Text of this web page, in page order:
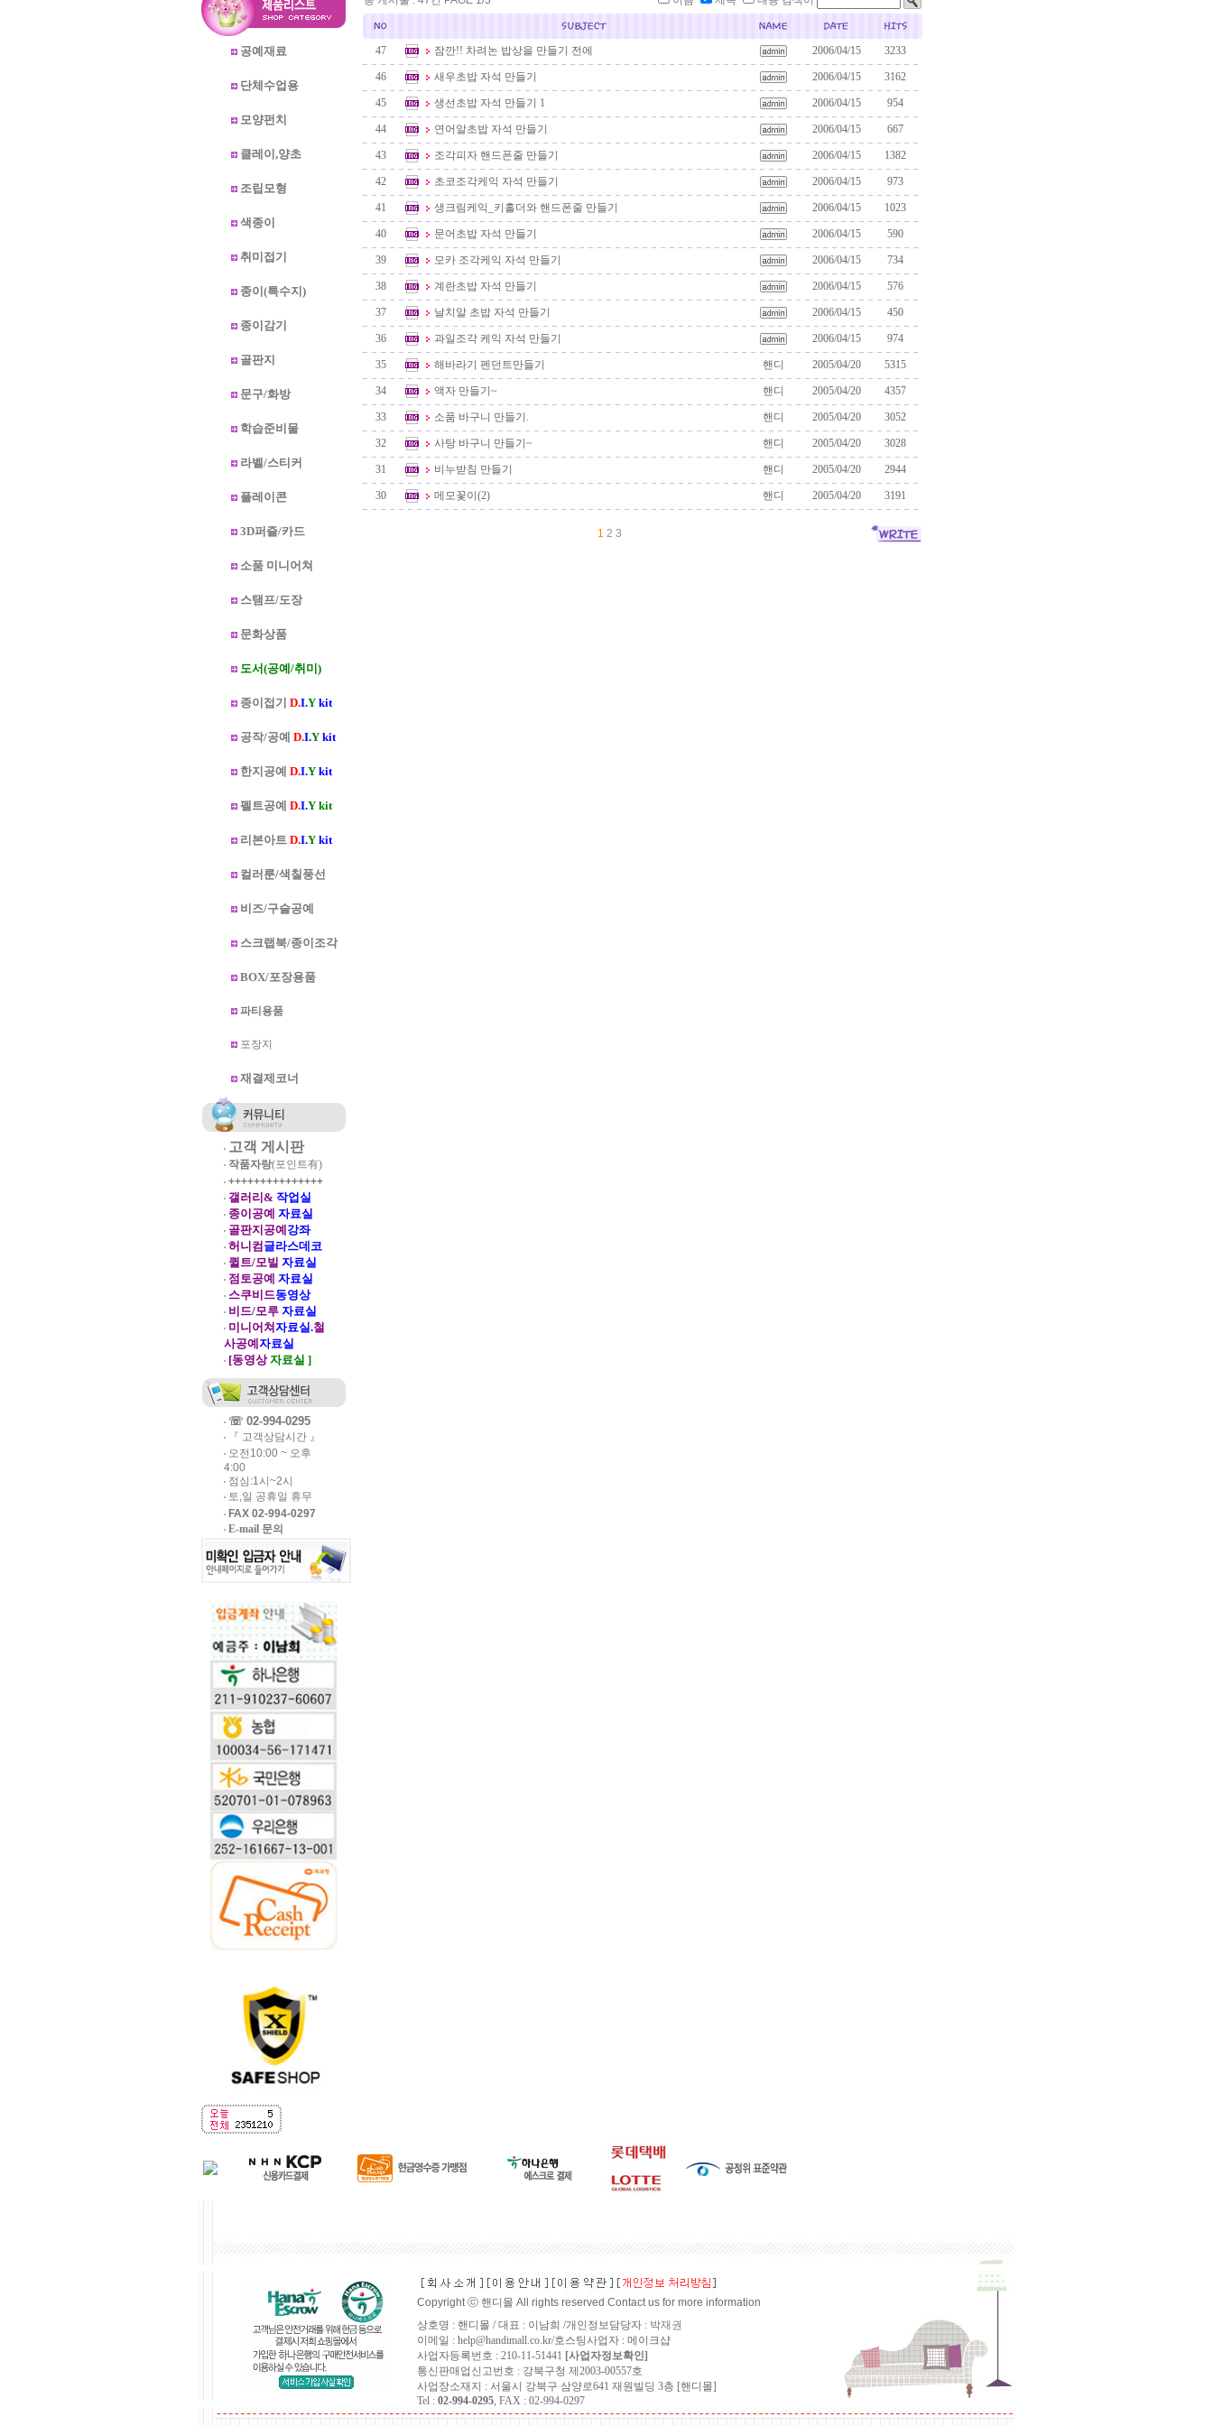
공예재료
단체수업용
모양펀치
클레이,양초
조립모형
색종이
취미접기
종이(특수지)
종이감기
골판지
문구/화방
학습준비물
라벨/스티커
플레이콘
3D퍼즐/카드
소품 미니어쳐
스탬프/도장
문화상품
도서(공예/취미)
종이접기 D.I.Ykit
공작/공예 D.I.Ykit
한지공예 D.I.Ykit
펠트공예 D.I.Y kit
리본아트 D.I.Ykit
컬러룬/색칠풍선
비즈/구슬공예
스크랩북/종이조각
BOX/포장용품
파티용품
포장지
재결제코너
고객 게시판
작품자랑(포인트有)
+++++++++++++++
갤러리& 작업실
종이공예 자료실
골판지공예 강좌
허니컴 글라스데코
퀼트/모빌 자료실
점토공예 자료실
스쿠비드동영상
비드/모루자료실
미니어쳐 자료실.철
사공예 자료실
[동영상자료실 ]
☏ 02-994-0295
『 고객상담시간 』
오전10:00 ~ 오후
4:00
점심:1시~2시
토,일 공휴일 휴무
FAX 02-994-0297
E-mail 문의
47 잠깐!! 차려논 밥상을 만들기 전에 2006/04/15 3233
46 새우초밥 자석 만들기 2006/04/15 3162
45 생선초밥 자석 만들기 1 2006/04/15 954
44 연어알초밥 자석 만들기 2006/04/15 667
43 조각피자 핸드폰줄 만들기 2006/04/15 1382
42 초코조각케익 자석 만들기 2006/04/15 973
41 생크림케익_키홀더와 핸드폰줄 만들기 2006/04/15 1023
40 문어초밥 자석 만들기 2006/04/15 590
39 모카 조각케익 자석 만들기 2006/04/15 734
38 계란초밥 자석 만들기 2006/04/15 576
37 날치알 초밥 자석 만들기 2006/04/15 450
36 과일조각 케익 자석 만들기 2006/04/15 974
35 해바라기 펜던트만들기 핸디 2005/04/20 5315
34 액자 만들기~ 핸디 2005/04/20 4357
33 소품 바구니 만들기. 핸디 2005/04/20 3052
32 사탕 바구니 만들기~ 핸디 2005/04/20 3028
31 비누받침 만들기 핸디 2005/04/20 2944
30 메모꽃이(2) 핸디 2005/04/20 3191
1 2 3
Copyright ⓒ 핸디몰 All rights reserved Contact us for more information
상호명 : 핸디몰 / 대표 : 이남희 /개인정보담당자 : 박재권
이메일 : help@handimall.co.kr/호스팅사업자 : 메이크샵
사업자등록번호 : 210-11-51441 [사업자정보확인]
통신판매업신고번호 : 강북구청 제2003-00557호
사업장소재지 : 서울시 강북구 삼양로641 재원빌딩 3층 [핸디몰]
Tel : 02-994-0295, FAX : 02-994-0297